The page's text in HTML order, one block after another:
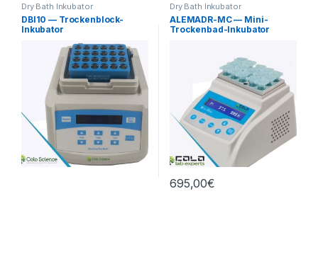
Dry Bath Inkubator
DBI10 — Trockenblock-
Inkubator
Dry Bath Inkubator
ALEMADR-MC — Mini-
Trockenbad-Inkubator
695,00€